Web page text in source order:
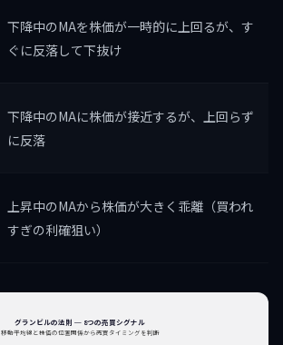
下降中のMAを株価が一時的に上回るが、す
ぐに反落して下抜け
下降中のMAに株価が接近するが、上回らず
に反落
上昇中のMAから株価が大きく乖離（買われ
すぎの利確狙い）
グランビルの法則 ─ 8つの売買シグナル
移動平均線と株価の位置関係から売買タイミングを判断